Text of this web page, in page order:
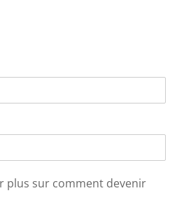
plus sur comment devenir